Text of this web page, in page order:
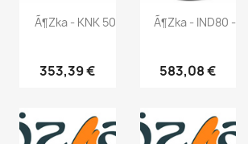
14.9-30 136A6
Ã¶zka - KNK 50 - 9.50-32 115A6
353,39 €
Ã¶zka - IND80 -
583,08 €